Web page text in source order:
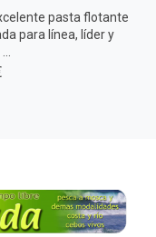
pasta flotante
para línea, líder y